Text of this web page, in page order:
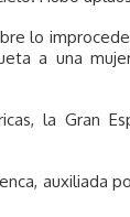
lo
a una
la Gran
auxiliada